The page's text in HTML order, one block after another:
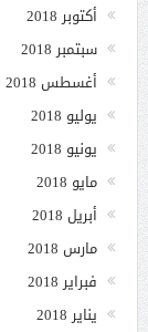
أكتوبر 2018
سبتمبر 2018
أغسطس 2018
يوليو 2018
يونيو 2018
مايو 2018
أبريل 2018
مارس 2018
فبراير 2018
يناير 2018